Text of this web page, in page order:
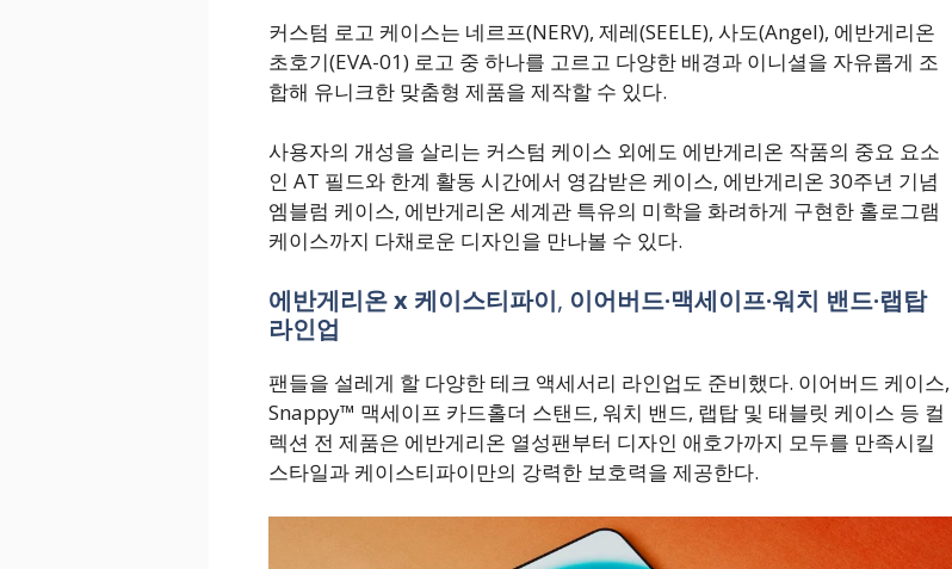
커스텀 로고 케이스는 네르프(NERV), 제레(SEELE), 사도(Angel), 에반게리온
초호기(EVA-01) 로고 중 하나를 고르고 다양한 배경과 이니셜을 자유롭게 조
합해 유니크한 맞춤형 제품을 제작할 수 있다.
사용자의 개성을 살리는 커스텀 케이스 외에도 에반게리온 작품의 중요 요소
인 AT 필드와 한계 활동 시간에서 영감받은 케이스, 에반게리온 30주년 기념
엠블럼 케이스, 에반게리온 세계관 특유의 미학을 화려하게 구현한 홀로그램
케이스까지 다채로운 디자인을 만나볼 수 있다.
에반게리온 x 케이스티파이, 이어버드·맥세이프·워치 밴드·랩탑
라인업
팬들을 설레게 할 다양한 테크 액세서리 라인업도 준비했다. 이어버드 케이스,
Snappy™ 맥세이프 카드홀더 스탠드, 워치 밴드, 랩탑 및 태블릿 케이스 등 컬
렉션 전 제품은 에반게리온 열성팬부터 디자인 애호가까지 모두를 만족시킬
스타일과 케이스티파이만의 강력한 보호력을 제공한다.